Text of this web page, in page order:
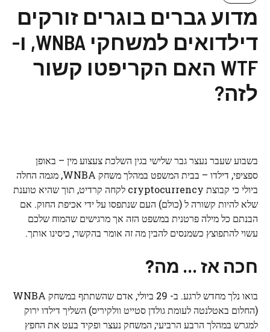
מדוע גברים בוגרים זורקים
דילדואים למשחקי WNBA, ו-
WTF האם הקריפטו קשור
לזה?
בשבוע שעבר נעצר גבר שלישי בגין השלכת צעצוע מין – באופן
ספציפי, דילדו – בבית המשפט במהלך משחק WNBA, מגמה החלה
ביולי כי קבוצת cryptocurrency לקחה קרדיט, תוך שהיא טוענת
שלא להיות קשורה ל (כולם) העם שנתפסו על ידי אכיפת החוק. אם
הבנתם כל מילה פרטנית במשפט הזה אך מרגישים שהמוח שלכם
עשוי להתפוצץ כשמנסים להבין מה זה אומר בהקשר, כיסינו אותך.
חכה אז … מה?
בואו נלך מחדש לרגע. ב- 29 ביולי, אדם שהשתתף במשחק WNBA
(החלום באטלנטה לעומת גולדן סטייט וולקיריס) השליך דילדו ירוק
למגרש במהלך הרבע הרביעי; המשחק נעצר ופקיד בעט את החפץ